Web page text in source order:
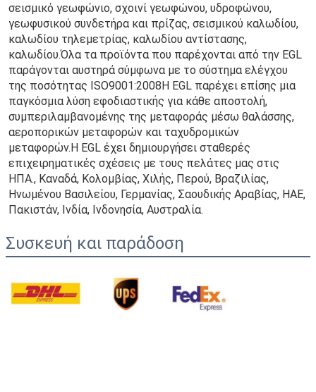
σεισμικό γεωφώνιο, σχοινί γεωφώνου, υδροφώνου,
γεωφυσικού συνδετήρα και πρίζας, σεισμικού καλωδίου,
καλωδίου τηλεμετρίας, καλωδίου αντίστασης,
καλωδίου.Όλα τα προϊόντα που παρέχονται από την EGL
παράγονται αυστηρά σύμφωνα με το σύστημα ελέγχου
της ποσότητας ISO9001:2008Η EGL παρέχει επίσης μια
παγκόσμια λύση εφοδιαστικής για κάθε αποστολή,
συμπεριλαμβανομένης της μεταφοράς μέσω θαλάσσης,
αεροπορικών μεταφορών και ταχυδρομικών
μεταφορών.Η EGL έχει δημιουργήσει σταθερές
επιχειρηματικές σχέσεις με τους πελάτες μας στις
ΗΠΑ., Καναδά, Κολομβίας, Χιλής, Περού, Βραζιλίας,
Ηνωμένου Βασιλείου, Γερμανίας, Σαουδικής Αραβίας, ΗΑΕ,
Πακιστάν, Ινδία, Ινδονησία, Αυστραλία.
Συσκευή και παράδοση